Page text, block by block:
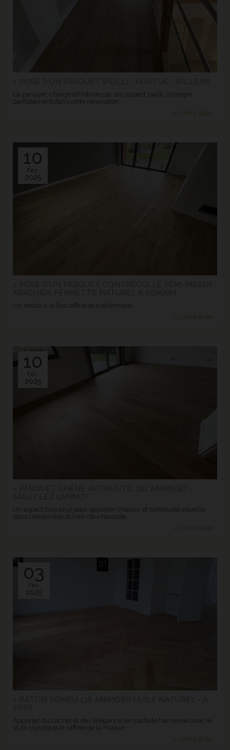
Ce parquet, chargé d'histoire par son aspect vieilli, s'intègre
parfaitement dans cette rénovation.
> Lire la suite...
10
Fév.
2025
Un rendu à la fois raffiné et authentique.
> Lire la suite...
10
Fév.
2025
Un aspect bois brut pour apporter chaleur et continuité visuelle
dans l'ensemble du rez-de-chaussée
> Lire la suite...
03
Fév.
2025
Apporter du cachet et de l'élégance, en parfaite harmonie avec le
style classique et raffiné de la maison.
> Lire la suite...